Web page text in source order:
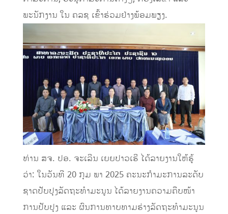
ພະນັກງານ ໃນ ຄລຊ ເຂົ້າຮ່ວມຢ່າງພ້ອມພຽງ.
ທ່ານ ສຈ. ປອ. ຈະເລີນ ເຍຍປາວເຮີ ໄດ້ລາຍງານໃຫ້ຮູ້
ວ່າ: ໃນວັນທີ 20 ກຸມ ພາ 2025 ຄະນະກຳມະການລະດັບ
ຊາດປັບປຸງລັດຖະທຳມະນູນ ໄດ້ລາຍງານຄວາມຄືບໜ້າ
ການປັບປຸງ ແລະ ຜົນການທາບທາມຮ່າງລັດຖະທຳມະນູນ